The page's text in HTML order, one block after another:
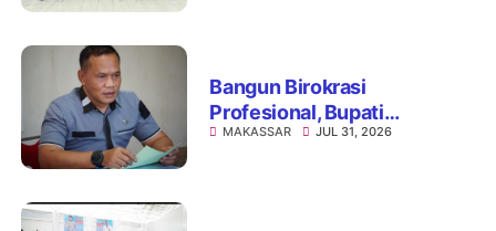
Bangun Birokrasi
Profesional, Bupati
Patahuddin Gelar
MAKASSAR JUL 31, 2026